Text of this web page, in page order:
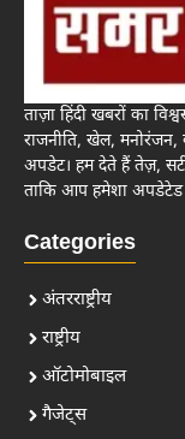
ताज़ा हिंदी खबरों का
राजनीति, खेल, मनोरंजन,
अपडेट। हम देते हैं तेज़,
ताकि आप हमेशा अपडेटेड
Categories
अंतरराष्ट्रीय
राष्ट्रीय
ऑटोमोबाइल
गैजेट्स